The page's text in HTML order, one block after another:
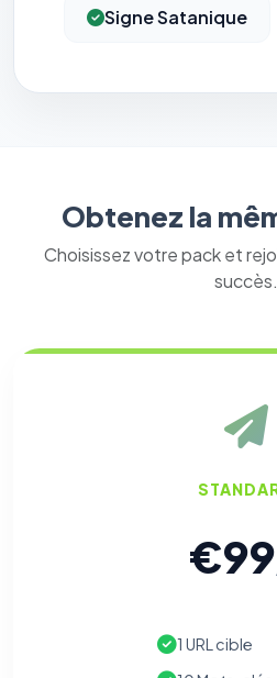
Signe Satanique
Obtenez la
Choisissez votre pack et
succès.
€99
1 URL cible
Nécessaires au fonctionnement du
mémorisation de vos choix de
(pages visitées, durée de visite) pour
anonymisées via Google Analytics.
Cookies marketing
Permettent d'afficher des publicités
mesurer l'efficacité de nos